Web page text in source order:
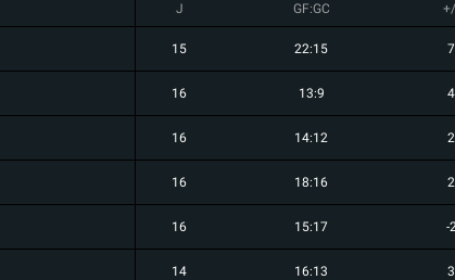
J GF:GC
15 22:15 7
16 13:9 4
16 14:12 2
16 18:16 2
16 15:17 -
14 16:13 3